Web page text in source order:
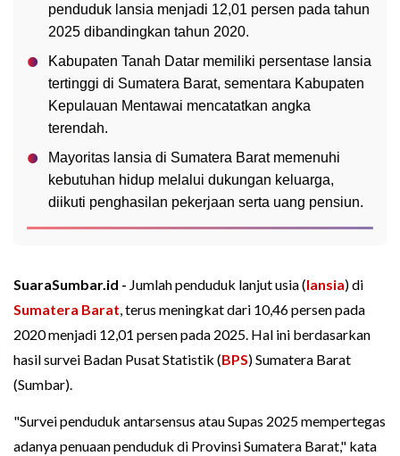
penduduk lansia menjadi 12,01 persen pada tahun
2025 dibandingkan tahun 2020.
Kabupaten Tanah Datar memiliki persentase lansia
tertinggi di Sumatera Barat, sementara Kabupaten
Kepulauan Mentawai mencatatkan angka
terendah.
Mayoritas lansia di Sumatera Barat memenuhi
kebutuhan hidup melalui dukungan keluarga,
diikuti penghasilan pekerjaan serta uang pensiun.
SuaraSumbar.id - Jumlah penduduk lanjut usia (lansia) di
Sumatera Barat, terus meningkat dari 10,46 persen pada
2020 menjadi 12,01 persen pada 2025. Hal ini berdasarkan
hasil survei Badan Pusat Statistik (BPS) Sumatera Barat
(Sumbar).
"Survei penduduk antarsensus atau Supas 2025 mempertegas
adanya penuaan penduduk di Provinsi Sumatera Barat," kata